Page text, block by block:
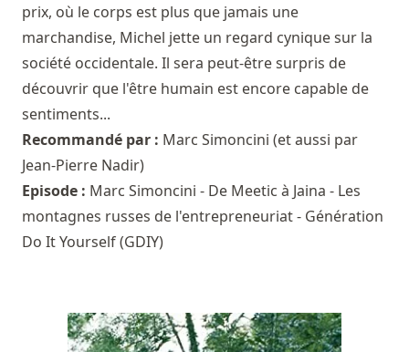
prix, où le corps est plus que jamais une
marchandise, Michel jette un regard cynique sur la
société occidentale. Il sera peut-être surpris de
découvrir que l'être humain est encore capable de
sentiments...
Recommandé par : Marc Simoncini (et aussi par
Jean-Pierre Nadir)
Episode : Marc Simoncini - De Meetic à Jaina - Les
montagnes russes de l'entrepreneuriat - Génération
Do It Yourself (GDIY)